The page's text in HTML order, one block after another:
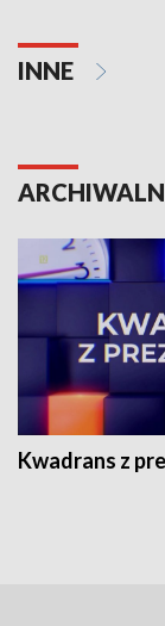
INNE
Kwadrans z